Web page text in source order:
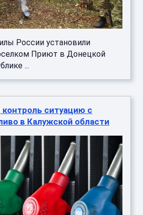
России установили
Приют в Донецкой
...
ситуацию с
в Калужской области